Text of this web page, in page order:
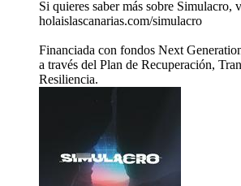
Si quieres saber más sobre Simulacro,
holaislascanarias.com/simulacro
Financiada con fondos Next
a través del Plan de Recuperación,
Resiliencia.